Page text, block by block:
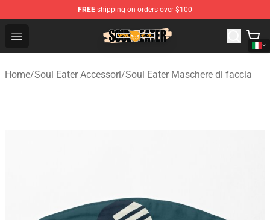
FREE shipping on orders over $100
Open menu
Soul Eater Store - Official Soul Eater Merchandise Shop
Home/Soul Eater Accessori/Soul Eater Maschere di faccia